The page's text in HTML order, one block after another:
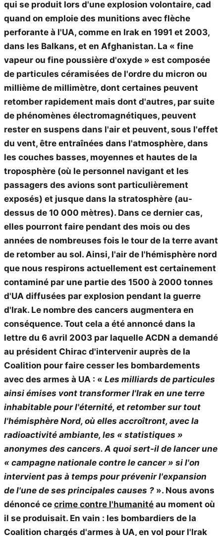
qui se produit lors d'une explosion volontaire, cad
quand on emploie des munitions avec flèche
perforante à l'UA, comme en Irak en 1991 et 2003,
dans les Balkans, et en Afghanistan. La « fine
vapeur ou fine poussière d'oxyde » est composée
de particules céramisées de l'ordre du micron ou
millième de millimètre, dont certaines peuvent
retomber rapidement mais dont d'autres, par suite
de phénomènes électromagnétiques, peuvent
rester en suspens dans l'air et peuvent, sous l'effet
du vent, être entraînées dans l'atmosphère, dans
les couches basses, moyennes et hautes de la
troposphère (où le personnel navigant et les
passagers des avions sont particulièrement
exposés) et jusque dans la stratosphère (au-
dessus de 10 000 mètres). Dans ce dernier cas,
elles pourront faire pendant des mois ou des
années de nombreuses fois le tour de la terre avant
de retomber au sol. Ainsi, l'air de l'hémisphère nord
que nous respirons actuellement est certainement
contaminé par une partie des 1500 à 2000 tonnes
d'UA diffusées par explosion pendant la guerre
d'Irak. Le nombre des cancers augmentera en
conséquence. Tout cela a été annoncé dans la
lettre du 6 avril 2003 par laquelle ACDN a demandé
au président Chirac d'intervenir auprès de la
Coalition pour faire cesser les bombardements
avec des armes à UA : « Les milliards de particules
ainsi émises vont transformer l'Irak en une terre
inhabitable pour l'éternité, et retomber sur tout
l'hémisphère Nord, où elles accroîtront, avec la
radioactivité ambiante, les « statistiques »
anonymes des cancers. A quoi sert-il de lancer une
« campagne nationale contre le cancer » si l'on
intervient pas à temps pour prévenir l'expansion
de l'une de ses principales causes ? ». Nous avons
dénoncé ce crime contre l'humanité au moment où
il se produisait. En vain : les bombardiers de la
Coalition chargés d'armes à UA, en vol pour l'Irak